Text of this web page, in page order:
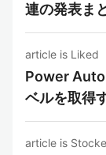
連の発表ま
article is Liked
Power
ベルを取得
article is